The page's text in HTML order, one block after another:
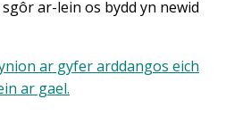
ar-lein os bydd yn newid
ar gyfer arddangos eich
ar gael.